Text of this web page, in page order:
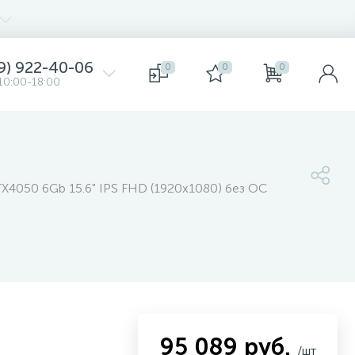
922-40-06
18:00
0 0 0
6Gb 15.6" IPS FHD (1920x1080) без ОС
95 089 руб. /шт